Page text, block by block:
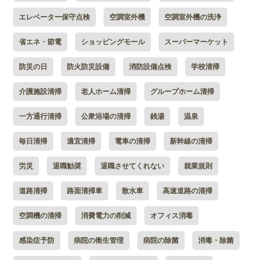
エレベーター保守点検 空調室外機 空調室外機の洗浄
省エネ・節電 ショッピングモール スーパーマーケット
防災の日 防火防災設備 消防設備点検 学校清掃
介護施設清掃 老人ホーム清掃 グループホーム清掃
一方通行清掃 公衆浴場の清掃 銭湯 温泉
毎日清掃 適宜清掃 電車の清掃 新幹線の清掃
労災 退職勧奨 退職させてくれない 就業規則
道路清掃 路面清掃車 散水車 高速道路の清掃
空調機の清掃 消費電力の削減 オフィス消毒
感染症予防 病院の衛生管理 病院の除菌 消毒・除菌